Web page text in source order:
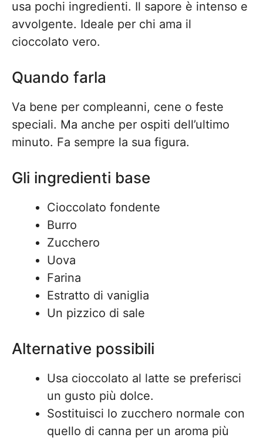
usa pochi ingredienti. Il sapore è intenso e
avvolgente. Ideale per chi ama il
cioccolato vero.
Quando farla
Va bene per compleanni, cene o feste
speciali. Ma anche per ospiti dell’ultimo
minuto. Fa sempre la sua figura.
Gli ingredienti base
Cioccolato fondente
Burro
Zucchero
Uova
Farina
Estratto di vaniglia
Un pizzico di sale
Alternative possibili
Usa cioccolato al latte se preferisci
un gusto più dolce.
Sostituisci lo zucchero normale con
quello di canna per un aroma più